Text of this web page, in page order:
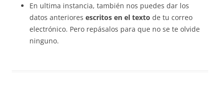
En ultima instancia, también nos puedes dar los
datos anteriores escritos en el texto de tu correo
electrónico. Pero repásalos para que no se te olvide
ninguno.